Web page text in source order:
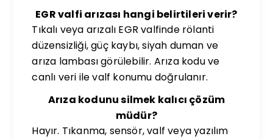
EGR valfi arızası hangi belirtileri verir?
Tıkalı veya arızalı EGR valfinde rölanti
düzensizliği, güç kaybı, siyah duman ve
arıza lambası görülebilir. Arıza kodu ve
canlı veri ile valf konumu doğrulanır.
Arıza kodunu silmek kalıcı çözüm
müdür?
Hayır. Tıkanma, sensör, valf veya yazılım